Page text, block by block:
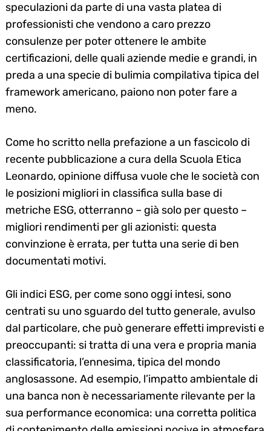
speculazioni da parte di una vasta platea di
professionisti che vendono a caro prezzo
consulenze per poter ottenere le ambite
certificazioni, delle quali aziende medie e grandi, in
preda a una specie di bulimia compilativa tipica del
framework americano, paiono non poter fare a
meno.
Come ho scritto nella prefazione a un fascicolo di
recente pubblicazione a cura della Scuola Etica
Leonardo, opinione diffusa vuole che le società con
le posizioni migliori in classifica sulla base di
metriche ESG, otterranno – già solo per questo –
migliori rendimenti per gli azionisti: questa
convinzione è errata, per tutta una serie di ben
documentati motivi.
Gli indici ESG, per come sono oggi intesi, sono
centrati su uno sguardo del tutto generale, avulso
dal particolare, che può generare effetti imprevisti e
preoccupanti: si tratta di una vera e propria mania
classificatoria, l’ennesima, tipica del mondo
anglosassone. Ad esempio, l’impatto ambientale di
una banca non è necessariamente rilevante per la
sua performance economica: una corretta politica